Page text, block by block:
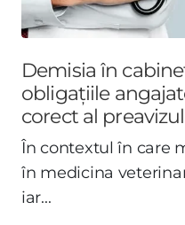
Demisia în
obligațiile
corect al
În contextul în care
în medicina
iar...